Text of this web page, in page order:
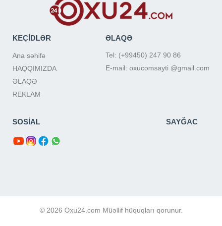
KEÇİDLƏR
Ana səhifə
HAQQIMIZDA
ƏLAQƏ
REKLAM
ƏLAQƏ
Tel: (+99450) 247 90 86
E-mail: oxucomsayti @gmail.com
SOSİAL SAYĞAC
© 2026 Oxu24.com Müəllif hüquqları qorunur.